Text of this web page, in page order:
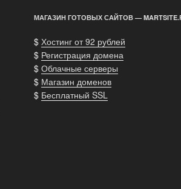
МАГАЗИН ГОТОВЫХ САЙТОВ —
$ Хостинг от 92 рублей
$ Регистрация домена
$ Облачные серверы
$ Магазин доменов
$ Бесплатный SSL